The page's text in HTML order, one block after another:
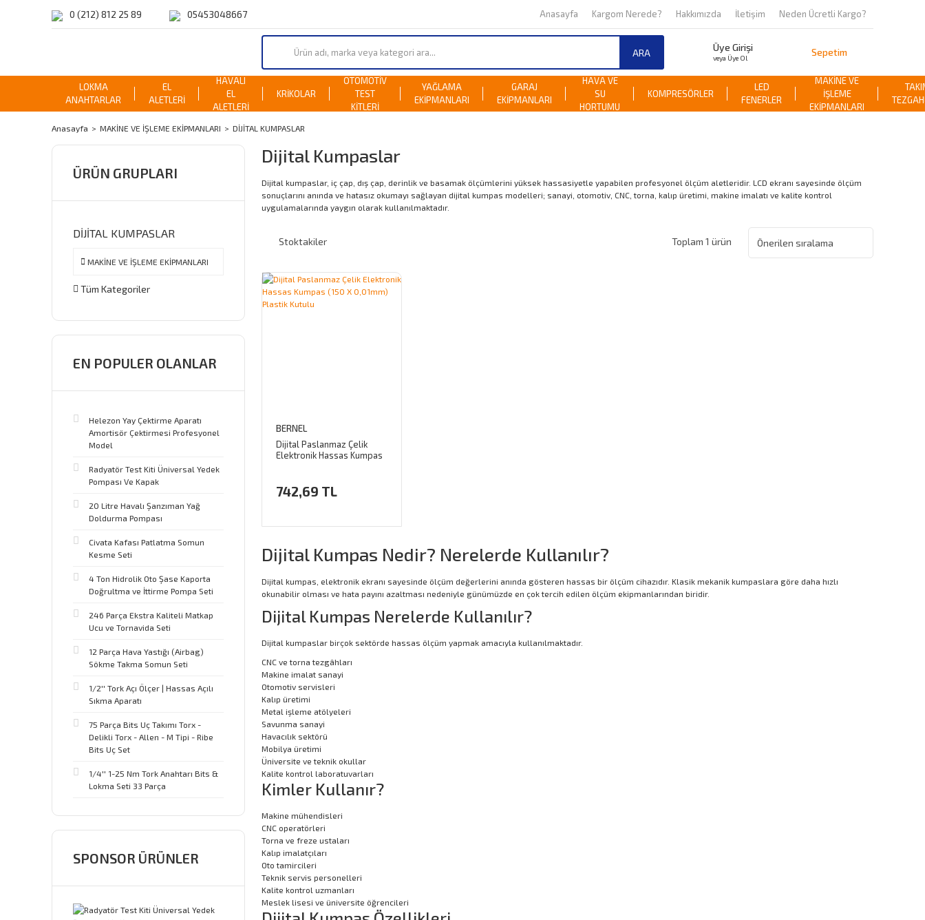
0 (212) 812 25 89 05453048667 Anasayfa Kargom Nerede? Hakkımızda İletişim Neden Ücretli Kargo?
ARA Üye Girişi
veya Üye Ol Sepetim
LOKMA
ANAHTARLAR
EL
ALETLERİ
HAVALI
EL
ALETLERİ
KRİKOLAR
OTOMOTİV
TEST
KİTLERİ
YAĞLAMA
EKİPMANLARI
GARAJ
EKİPMANLARI
HAVA VE
SU
HORTUMU
KOMPRESÖRLER
LED
FENERLER
MAKİNE VE
İŞLEME
EKİPMANLARI
Anasayfa MAKİNE VE İŞLEME EKİPMANLARI DİJİTAL KUMPASLAR
ÜRÜN GRUPLARI
DİJİTAL KUMPASLAR
MAKİNE VE İŞLEME EKİPMANLARI
Tüm Kategoriler
EN POPULER OLANLAR
Helezon Yay Çektirme Aparatı
Amortisör Çektirmesi Profesyonel
Model
Radyatör Test Kiti Üniversal Yedek
Pompası Ve Kapak
20 Litre Havalı Şanzıman Yağ
Doldurma Pompası
Civata Kafası Patlatma Somun
Kesme Seti
4 Ton Hidrolik Oto Şase Kaporta
Doğrultma ve İttirme Pompa Seti
246 Parça Ekstra Kaliteli Matkap
Ucu ve Tornavida Seti
12 Parça Hava Yastığı (Airbag)
Sökme Takma Somun Seti
1/2'' Tork Açı Ölçer | Hassas Açılı
Sıkma Aparatı
75 Parça Bits Uç Takımı Torx -
Delikli Torx - Allen - M Tipi - Ribe
Bits Uç Set
1/4'' 1-25 Nm Tork Anahtarı Bits &
Lokma Seti 33 Parça
SPONSOR ÜRÜNLER
Dijital Kumpaslar
Dijital kumpaslar, iç çap, dış çap, derinlik ve basamak ölçümlerini yüksek hassasiyetle yapabilen profesyonel ölçüm aletleridir. LCD ekranı sayesinde ölçüm
sonuçlarını anında ve hatasız okumayı sağlayan dijital kumpas modelleri; sanayi, otomotiv, CNC, torna, kalıp üretimi, makine imalatı ve kalite kontrol
uygulamalarında yaygın olarak kullanılmaktadır.
Stoktakiler Toplam 1 ürün
BERNEL
Dijital Paslanmaz Çelik
Elektronik Hassas Kumpas
742,69 TL
Dijital Kumpas Nedir? Nerelerde Kullanılır?
Dijital kumpas, elektronik ekranı sayesinde ölçüm değerlerini anında gösteren hassas bir ölçüm cihazıdır. Klasik mekanik kumpaslara göre daha hızlı
okunabilir olması ve hata payını azaltması nedeniyle günümüzde en çok tercih edilen ölçüm ekipmanlarından biridir.
Dijital Kumpas Nerelerde Kullanılır?
Dijital kumpaslar birçok sektörde hassas ölçüm yapmak amacıyla kullanılmaktadır.
CNC ve torna tezgâhları
Makine imalat sanayi
Otomotiv servisleri
Kalıp üretimi
Metal işleme atölyeleri
Savunma sanayi
Havacılık sektörü
Mobilya üretimi
Üniversite ve teknik okullar
Kalite kontrol laboratuvarları
Kimler Kullanır?
Makine mühendisleri
CNC operatörleri
Torna ve freze ustaları
Kalıp imalatçıları
Oto tamircileri
Teknik servis personelleri
Kalite kontrol uzmanları
Meslek lisesi ve üniversite öğrencileri